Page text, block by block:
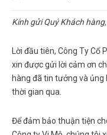
Kính gửi Quý Khách hàng,
Lời đầu tiên, Công Ty Cổ
xin được gửi lời cảm ơn
hàng đã tin tưởng và ủng
thời gian qua.
Để đảm bảo thuận tiện